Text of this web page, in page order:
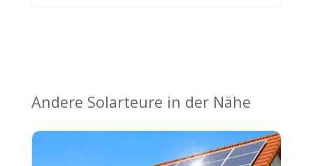
Andere Solarteure in der Nähe